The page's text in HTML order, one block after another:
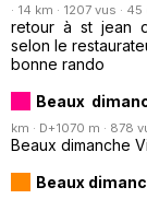
· 14 km · 1207 vus · 45
retour à st jean
selon le
bonne rando
Beaux
km · D+1070 m · 878
Beaux dimanche
Beaux